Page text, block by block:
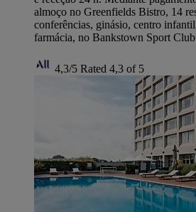
almoço no Greenfields Bistro, 14
conferências, ginásio, centro
farmácia, no Bankstown Sport
4,3/5 Rated 4,3 of 5